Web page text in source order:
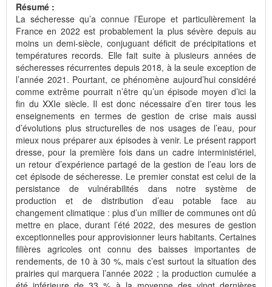
Résumé :
La sécheresse qu’a connue l’Europe et particulièrement la
France en 2022 est probablement la plus sévère depuis au
moins un demi-siècle, conjuguant déficit de précipitations et
températures records. Elle fait suite à plusieurs années de
sécheresses récurrentes depuis 2018, à la seule exception de
l’année 2021. Pourtant, ce phénomène aujourd’hui considéré
comme extrême pourrait n’être qu’un épisode moyen d’ici la
fin du XXIe siècle. Il est donc nécessaire d’en tirer tous les
enseignements en termes de gestion de crise mais aussi
d’évolutions plus structurelles de nos usages de l’eau, pour
mieux nous préparer aux épisodes à venir. Le présent rapport
dresse, pour la première fois dans un cadre interministériel,
un retour d’expérience partagé de la gestion de l’eau lors de
cet épisode de sécheresse. Le premier constat est celui de la
persistance de vulnérabilités dans notre système de
production et de distribution d’eau potable face au
changement climatique : plus d’un millier de communes ont dû
mettre en place, durant l’été 2022, des mesures de gestion
exceptionnelles pour approvisionner leurs habitants. Certaines
filières agricoles ont connu des baisses importantes de
rendements, de 10 à 30 %, mais c’est surtout la situation des
prairies qui marquera l’année 2022 ; la production cumulée a